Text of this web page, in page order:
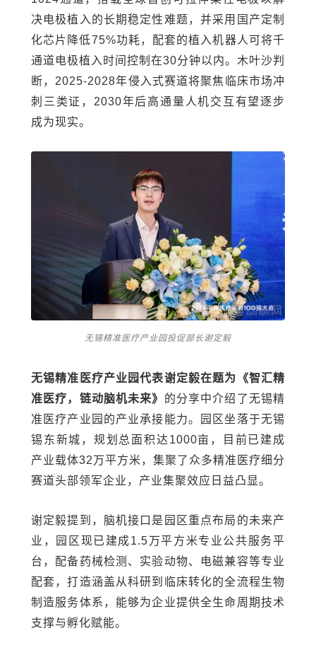
决电极植入的长期稳定性难题，并采用国产定制
化芯片降低75%功耗，配套的植入机器人可将千
通道电极植入时间控制在30分钟以内。木叶沙判
断，2025-2028年侵入式赛道将聚焦临床市场冲
刺三类证，2030年后高通量人机交互有望逐步
成为现实。
无锡精准医疗产业园投促部长谢定毅
无锡精准医疗产业园代表谢定毅在题为《智汇精
准医疗，链动脑机未来》 的分享中介绍了无锡精
准医疗产业园的产业承接能力。园区坐落于无锡
锡东新城，规划总面积达1000亩，目前已建成
产业载体32万平方米，集聚了众多精准医疗细分
赛道头部领军企业，产业集聚效应日益凸显。
谢定毅提到，脑机接口是园区重点布局的未来产
业，园区现已建成1.5万平方米专业公共服务平
台，配备药械检测、实验动物、电磁兼容等专业
配套，打造涵盖从科研到临床转化的全流程生物
制造服务体系，能够为企业提供全生命周期技术
支撑与孵化赋能。